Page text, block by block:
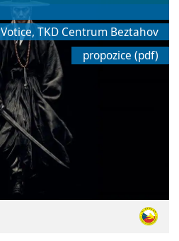
Votice, TKD Centrum Beztahov
propozice (pdf)